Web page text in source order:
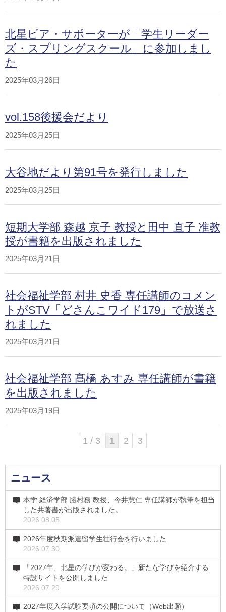
北星ピア・サポーターが「学生リーダー
ズ・スプリングスクール」に参加しまし
た
2025年03月26日
vol.158後援会だより
2025年03月25日
大谷地だより第91号を発行しました
2025年03月25日
短期大学部 森越 京子 教授と田中 直子 准教
授が書籍を出版されました
2025年03月21日
社会福祉学部 村井 史香 専任講師のコメン
トがSTV「どさんこワイド179」で放送さ
れました
2025年03月21日
社会福祉学部 髙橋 あすみ 専任講師が書籍
を出版されました
2025年03月19日
1 / 3 1 2 3
ニュース
本学 経済学部 勝村務 教授、今井慧仁 専任講師が執筆を担当
した共著書が出版されました。
2026.08.05
2026年度秋期派遣留学生壮行会を行いました
2026.07.30
「2027年、北星の学びが変わる。」新たな学びを紹介する
特設サイトを公開しました
2026.07.29
2027年度入学試験要項の公開について（Web出願）